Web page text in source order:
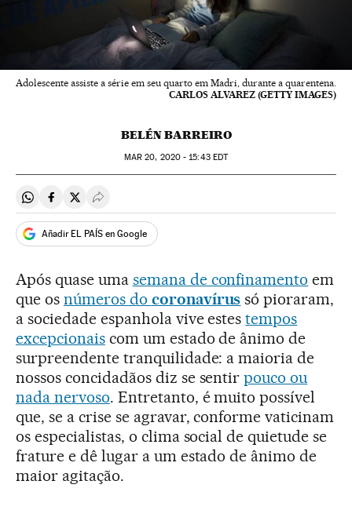
Adolescente assiste a série em seu quarto em Madri, durante a quarentena.
CARLOS ALVAREZ (GETTY IMAGES)
BELÉN BARREIRO
MAR 20, 2020 - 15:43EDT
Compartir en Whatsapp
Compartir en Facebook
Compartir en Twitter
Desplegar Redes Sociales
Añadir EL PAÍS en Google
Após quase uma semana de confinamento em
que os números do coronavírus só pioraram,
a sociedade espanhola vive estestempos
excepcionaiscom um estado de ânimo de
surpreendente tranquilidade: a maioria de
nossos concidadãos diz se sentirpouco ou
nada nervoso. Entretanto, é muito possível
que, se a crise se agravar, conforme vaticinam
os especialistas, o clima social de quietude se
frature e dê lugar a um estado de ânimo de
maior agitação.